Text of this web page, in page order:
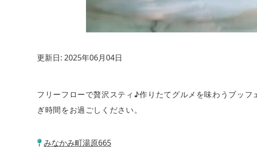
更新日: 2025年06月04日
フリーフローで贅沢スティ♪作りたてグルメを味わうブッ
ぎ時間をお過ごしください。
みなかみ町湯原665